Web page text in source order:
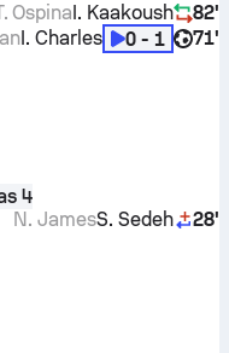
82'
I. Kaakoush
Ospina
71'
0 - 1
I. Charles
4
28'
S. Sedeh
N. James